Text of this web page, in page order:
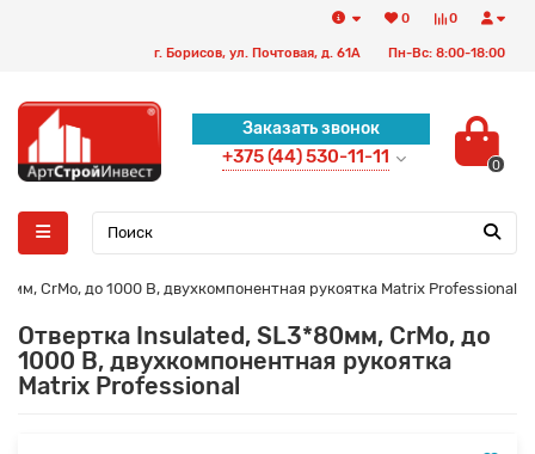
0
0
г. Борисов, ул. Почтовая, д. 61А Пн-Вс: 8:00-18:00
Заказать звонок
+375 (44) 530-11-11 0
CrMo, до 1000 В, двухкомпонентная рукоятка Matrix Professional
Отвертка Insulated, SL3*80мм, CrMo, до
1000 В, двухкомпонентная рукоятка
Matrix Professional